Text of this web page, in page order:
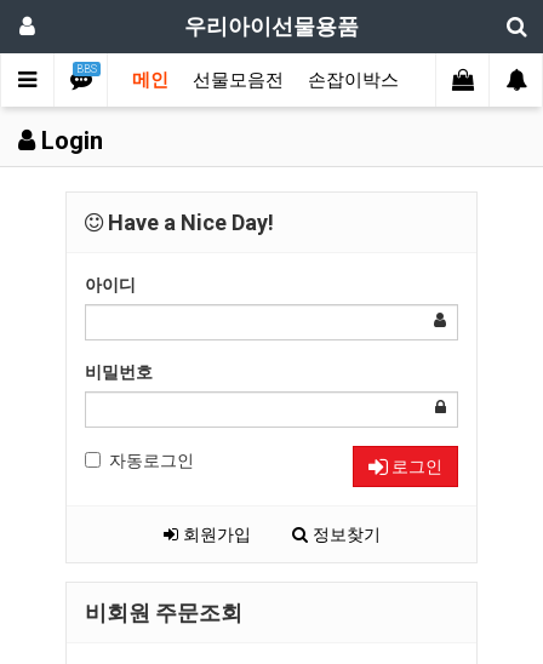
우리아이선물용품
BBS
메인 선물모음전 손잡이박스 디자인박스
Login
Have a Nice Day!
아이디
비밀번호
자동로그인 로그인
회원가입 정보찾기
비회원 주문조회